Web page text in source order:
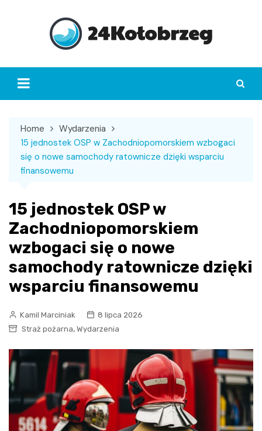
Home
Wydarzenia
15 jednostek OSP w Zachodniopomorskiem wzbogaci
się o nowe samochody ratownicze dzięki wsparciu
finansowemu
15 jednostek OSP w
Zachodniopomorskiem
wzbogaci się o nowe
samochody ratownicze dzięki
wsparciu finansowemu
Kamil Marciniak
8 lipca 2026
Straż pożarna, Wydarzenia